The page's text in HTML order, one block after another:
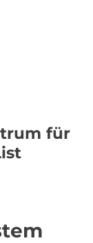
für